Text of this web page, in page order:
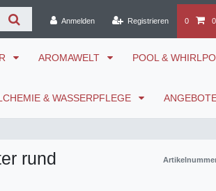
Anmelden Registrieren 0
AROMAWELT POOL &
& WASSERPFLEGE
rund